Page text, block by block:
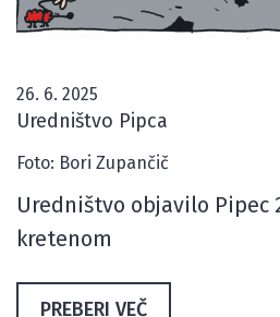
26. 6. 2025
Uredništvo Pipca
Foto: Bori Zupančič
Uredništvo objavilo Pipec
kretenom
PREBERI VEČ